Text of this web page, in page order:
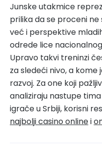
Junske utakmice
prilika da se proceni
već i perspektive
odrede lice
Upravo takvi treninzi
za sledeći nivo, a
razvoj. Za one koji
analiziraju nastupe
igrače u Srbiji, korisni
najbolji casino onlinei